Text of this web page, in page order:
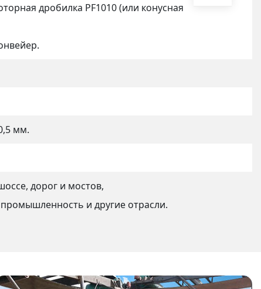
дробилка PF1010 (или конусная
мм.
дорог и мостов,
и другие отрасли.